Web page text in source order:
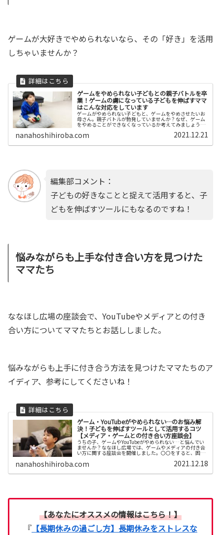
ゲームが大好きでやめられないなら、その「好き」を活用
しちゃいませんか？
ゲームをやめられない子どもとの親子バトルを卒
業！ゲームの虜になっている子どもを伸ばすママ
はこんな対応をしています
ゲームがやめられない子どもと、ゲームをやめさせたいお
母さん。親子バトルが勃発していませんか？なぜ、ゲーム
をやめることができなくなっているか考えてみましょう。
彼らを伸ばすママになりませんか？
nanahoshihiroba.com 2021.12.21
編集部コメント：
子どもの好きなことと捉えて活用すると、子
どもを伸ばすツールにもなるのですね！
悩みながらも上手な付き合い方を見つけた
ママたち
ななほし広場の座談会で、YouTubeやメディアとの付き
合い方についてママたちとお話ししました。
悩みながらも上手に付き合う方法を見つけたママたちのア
イディア、参考にしてくださいね！
ゲーム・YouTubeがやめられない…のお悩み解
決！子どもを伸ばすツールとして活用するコツ
【メディア・ゲームとの付き合い方座談会】
うちの子、ゲームやYouTubeがやめられない…と悩んでい
ませんか？ななほし広場では、ゲームやメディアの付き合
い方に関する座談会を開催しました。〇〇をすると、困り
ヒント満載でお届けします。
nanahoshihiroba.com 2021.12.18
【あなたにオススメの情報はこちら！】
『 【長期休みの過ごし方】長期休みをストレスな